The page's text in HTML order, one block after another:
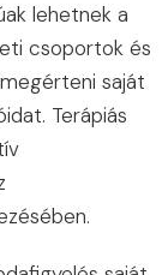
lehetnek a
csoportok és
saját
Terápiás